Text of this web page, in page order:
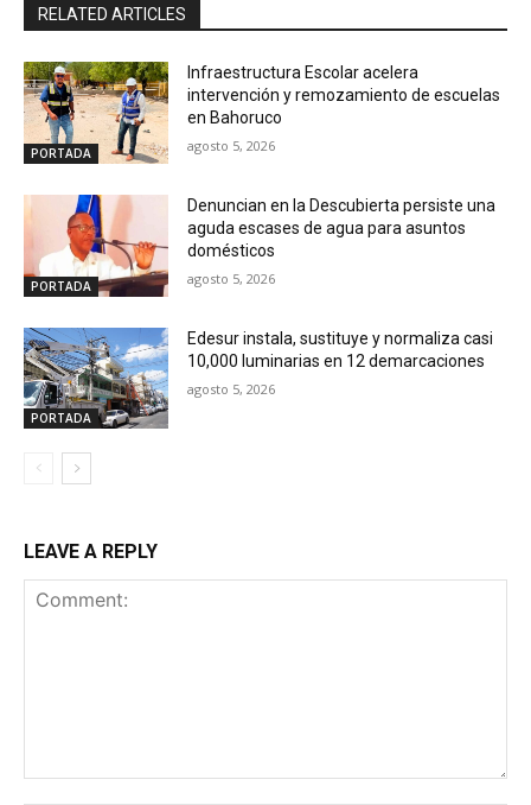
RELATED ARTICLES
PORTADA
Infraestructura Escolar acelera
intervención y remozamiento de escuelas
en Bahoruco
agosto 5, 2026
PORTADA
Denuncian en la Descubierta persiste una
aguda escases de agua para asuntos
domésticos
agosto 5, 2026
PORTADA
Edesur instala, sustituye y normaliza casi
10,000 luminarias en 12 demarcaciones
agosto 5, 2026
LEAVE A REPLY